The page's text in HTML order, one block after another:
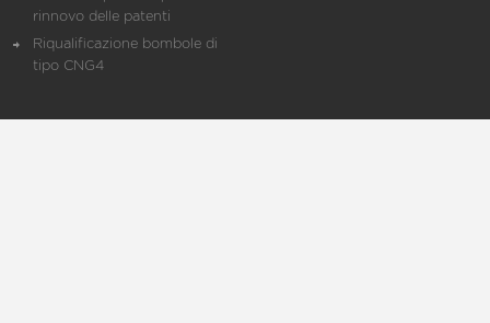
rinnovo delle patenti
Riqualificazione bombole di
tipo CNG4